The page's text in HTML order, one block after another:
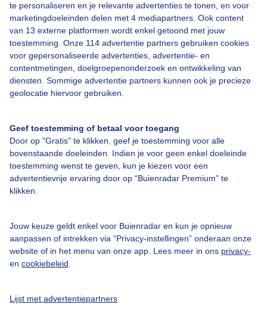
te personaliseren en je relevante advertenties te tonen, en voor
marketingdoeleinden delen met 4 mediapartners. Ook content
van 13 externe platformen wordt enkel getoond met jouw
toestemming. Onze 114 advertentie partners gebruiken cookies
voor gepersonaliseerde advertenties, advertentie- en
contentmetingen, doelgroepenonderzoek en ontwikkeling van
diensten. Sommige advertentie partners kunnen ook je precieze
geolocatie hiervoor gebruiken.
Geef toestemming of betaal voor toegang
Door op "Gratis" te klikken, geef je toestemming voor alle
bovenstaande doeleinden. Indien je voor geen enkel doeleinde
toestemming wenst te geven, kun je kiezen voor een
advertentievrije ervaring door op “Buienradar Premium” te
klikken.
Jouw keuze geldt enkel voor Buienradar en kun je opnieuw
aanpassen of intrekken via “Privacy-instellingen” onderaan onze
website of in het menu van onze app. Lees meer in ons privacy-
en cookiebeleid
Lijst met advertentiepartners
Over Buienradar
Bedrijfsgegevens
Veelgestelde vragen
Toegankelijkheid
Gebruikersvoorwaarden
Adverteren
Buienradar Team
Cookie beleid
Privacy instellingen
Gratis weerdata
@BuienradarNL